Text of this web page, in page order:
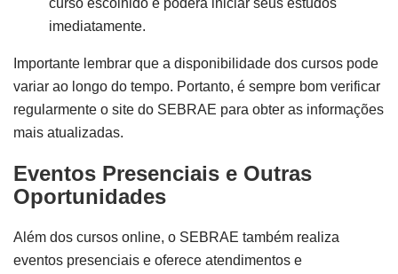
imediatamente.
Importante lembrar que a disponibilidade dos cursos pode
variar ao longo do tempo. Portanto, é sempre bom verificar
regularmente o site do SEBRAE para obter as informações
mais atualizadas.
Eventos Presenciais e Outras
Oportunidades
Além dos cursos online, o SEBRAE também realiza
eventos presenciais e oferece atendimentos e